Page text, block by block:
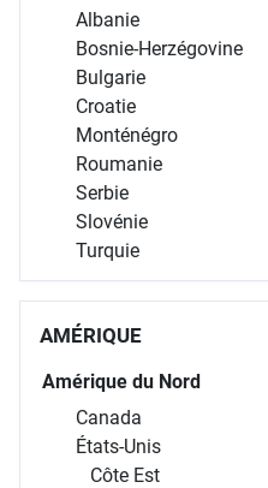
Albanie
Bosnie-Herzégovine
Bulgarie
Croatie
Monténégro
Roumanie
Serbie
Slovénie
Turquie
AMÉRIQUE
Amérique du Nord
Canada
États-Unis
Côte Est